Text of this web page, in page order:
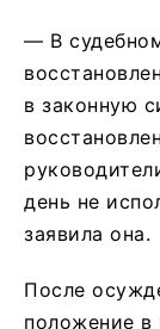
— В
в законную
день не
заявила она.
После
положение